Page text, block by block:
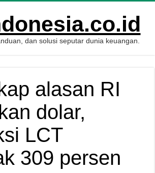
dan solusi seputar dunia keuangan.
alasan RI
dolar,
LCT
309 persen